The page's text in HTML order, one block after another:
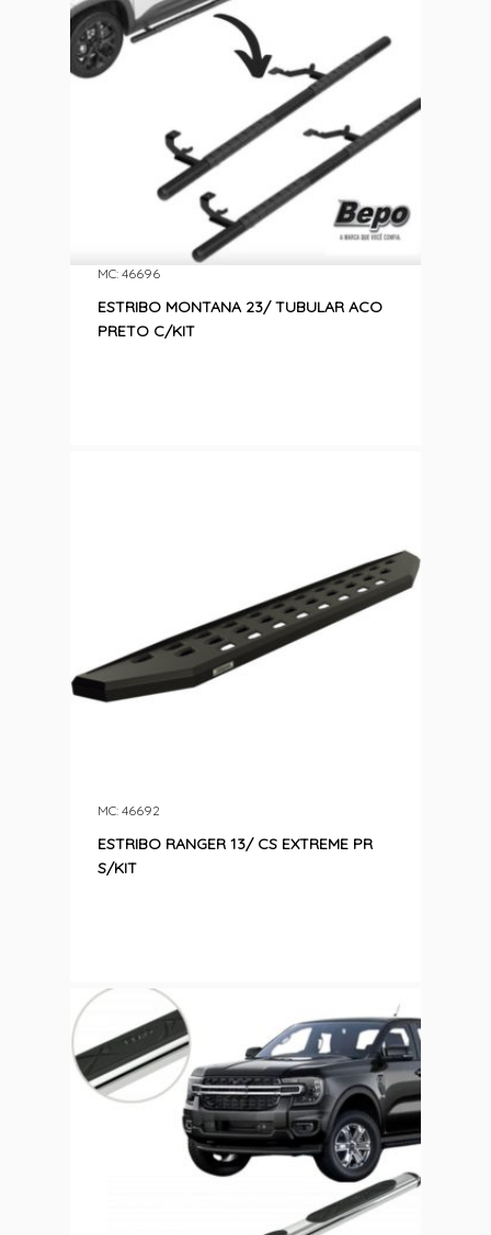
ESTRIBO MONTANA 23/ TUBULAR ACO
PRETO C/KIT
MC: 46696
ESTRIBO RANGER 13/ CS EXTREME PR
S/KIT
MC: 46692